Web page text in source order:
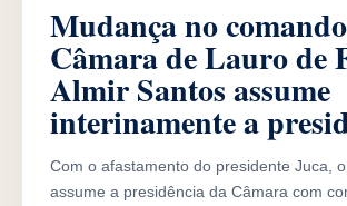
Mudança no
Câmara de Lauro de
Almir Santos assume
interinamente a
Com o afastamento do presidente Juca,
assume a presidência da Câmara com